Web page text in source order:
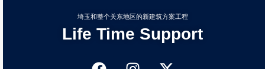
埼玉和整个关东地区的新建筑方案工程
Life Time Support